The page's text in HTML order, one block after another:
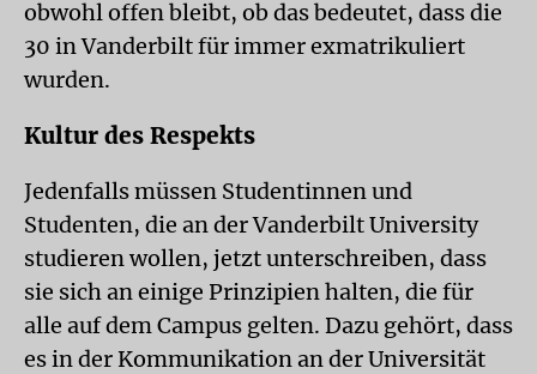
obwohl offen bleibt, ob das bedeutet, dass die
30 in Vanderbilt für immer exmatrikuliert
wurden.
Kultur des Respekts
Jedenfalls müssen Studentinnen und
Studenten, die an der Vanderbilt University
studieren wollen, jetzt unterschreiben, dass
sie sich an einige Prinzipien halten, die für
alle auf dem Campus gelten. Dazu gehört, dass
es in der Kommunikation an der Universität